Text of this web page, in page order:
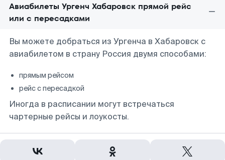
Авиабилеты Ургенч Хабаровск прямой рейс
или с пересадками
Вы можете добраться из Ургенча в Хабаровск с
авиабилетом в страну Россия двумя способами:
прямым рейсом
рейс с пересадкой
Иногда в расписании могут встречаться
чартерные рейсы и лоукосты.